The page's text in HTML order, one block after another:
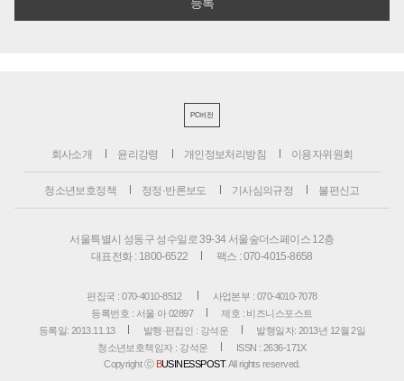
PC버전
회사소개 윤리강령 개인정보처리방침 이용자위원회
청소년보호정책 정정·반론보도 기사심의규정 불편신고
서울특별시 성동구 성수일로 39-34 서울숲더스페이스 12층
대표전화 : 1800-6522
팩스 : 070-4015-8658
편집국 : 070-4010-8512
사업본부 : 070-4010-7078
등록번호 : 서울 아 02897
제호 : 비즈니스포스트
등록일: 2013.11.13
발행·편집인 : 강석운
발행일자: 2013년 12월 2일
청소년보호책임자 : 강석운
ISSN : 2636-171X
Copyright ⓒ BUSINESSPOST. All rights reserved.